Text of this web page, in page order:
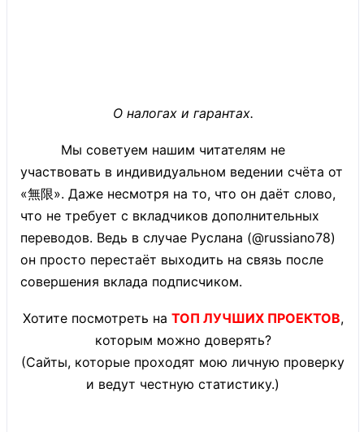
О налогах и гарантах.
Мы советуем нашим читателям не
участвовать в индивидуальном ведении счёта от
«無限». Даже несмотря на то, что он даёт слово,
что не требует с вкладчиков дополнительных
переводов. Ведь в случае Руслана (@russiano78)
он просто перестаёт выходить на связь после
совершения вклада подписчиком.
Хотите посмотреть на ТОП ЛУЧШИХ ПРОЕКТОВ,
которым можно доверять?
(Сайты, которые проходят мою личную проверку
и ведут честную статистику.)